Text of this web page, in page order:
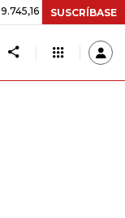
+$ 2.295,71 +0,58%
SUSCRÍBASE